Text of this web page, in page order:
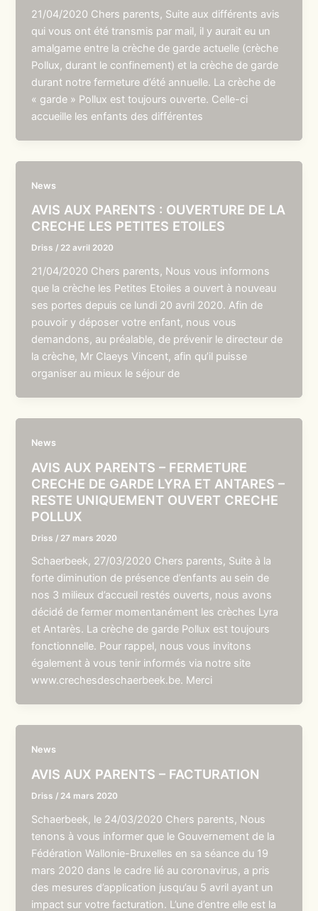
21/04/2020 Chers parents, Suite aux différents avis
qui vous ont été transmis par mail, il y aurait eu un
amalgame entre la crèche de garde actuelle (crèche
Pollux, durant le confinement) et la crèche de garde
durant notre fermeture d’été annuelle. La crèche de
« garde » Pollux est toujours ouverte. Celle-ci
accueille les enfants des différentes
News
AVIS AUX PARENTS : OUVERTURE DE LA
CRECHE LES PETITES ETOILES
Driss / 22 avril 2020
21/04/2020 Chers parents, Nous vous informons
que la crèche les Petites Etoiles a ouvert à nouveau
ses portes depuis ce lundi 20 avril 2020. Afin de
pouvoir y déposer votre enfant, nous vous
demandons, au préalable, de prévenir le directeur de
la crèche, Mr Claeys Vincent, afin qu’il puisse
organiser au mieux le séjour de
News
AVIS AUX PARENTS – FERMETURE
CRECHE DE GARDE LYRA ET ANTARES –
RESTE UNIQUEMENT OUVERT CRECHE
POLLUX
Driss / 27 mars 2020
Schaerbeek, 27/03/2020 Chers parents, Suite à la
forte diminution de présence d’enfants au sein de
nos 3 milieux d’accueil restés ouverts, nous avons
décidé de fermer momentanément les crèches Lyra
et Antarès. La crèche de garde Pollux est toujours
fonctionnelle. Pour rappel, nous vous invitons
également à vous tenir informés via notre site
www.crechesdeschaerbeek.be. Merci
News
AVIS AUX PARENTS – FACTURATION
Driss / 24 mars 2020
Schaerbeek, le 24/03/2020 Chers parents, Nous
tenons à vous informer que le Gouvernement de la
Fédération Wallonie-Bruxelles en sa séance du 19
mars 2020 dans le cadre lié au coronavirus, a pris
des mesures d’application jusqu’au 5 avril ayant un
impact sur votre facturation. L’une d’entre elle est la